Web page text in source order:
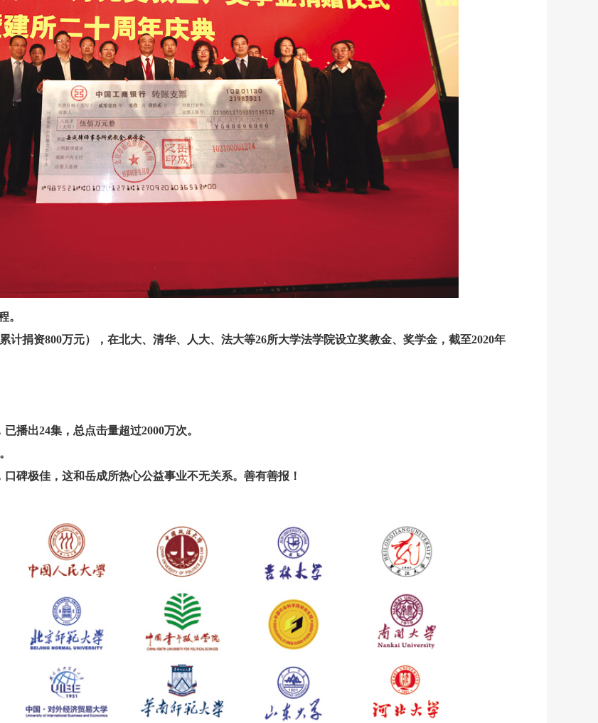
。
计捐资800万元），在北大、清华、人大、法大等26所大学法学院设立奖教金、奖学金，截至2020年
播出24集，总点击量超过2000万次。
碑极佳，这和岳成所热心公益事业不无关系。善有善报！